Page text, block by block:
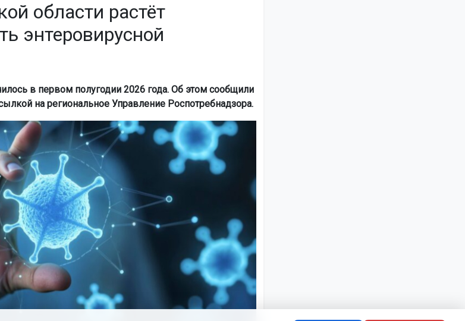
области растёт
энтеровирусной
в первом полугодии 2026 года. Об этом сообщили
на региональное Управление Роспотребнадзора.